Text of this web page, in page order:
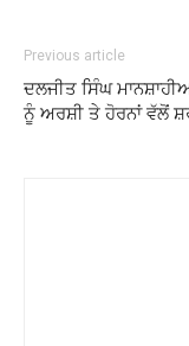
Previous article
ਦਲਜੀਤ ਸਿੰਘ
ਨੂੰ ਅਰਸ਼ੀ ਤੇ ਹੋਰਨਾਂ ਵੱਲੋਂ